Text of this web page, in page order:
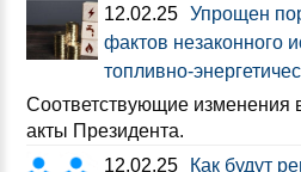
12.02.25 Упрощен
фактов незаконного
топливно-
Соответствующие изменения
акты Президента.
12.02.25
Как будут